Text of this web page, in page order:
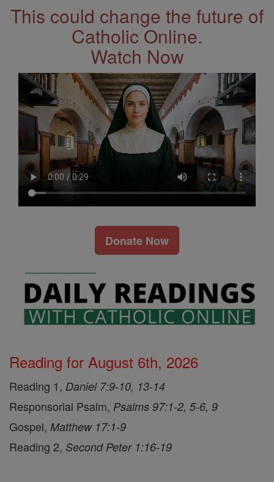
This could change the future of
Catholic Online.
Watch Now
Donate Now
Reading for August 6th, 2026
Reading 1, Daniel 7:9-10, 13-14
Responsorial Psalm, Psalms 97:1-2, 5-6, 9
Gospel, Matthew 17:1-9
Reading 2, Second Peter 1:16-19